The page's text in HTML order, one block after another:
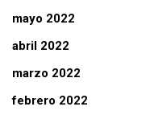
mayo 2022
abril 2022
marzo 2022
febrero 2022